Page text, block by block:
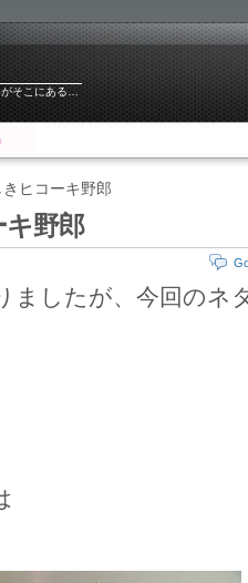
そこにある…
ヒコーキ野郎
野郎
ましたが、今回のネ